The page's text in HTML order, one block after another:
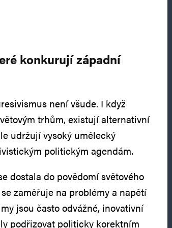
konkurují západní
není všude. I když
trhům, existují alternativní
udržují vysoký umělecký
politickým agendám.
dostala do povědomí světového
zaměřuje na problémy a napětí
jsou často odvážné, inovativní
podřizovat politicky korektním